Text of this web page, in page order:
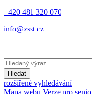
+420 481 320 070
info@zsst.cz
Hledat
rozšířené vyhledávání
Mapa webu Verze pro